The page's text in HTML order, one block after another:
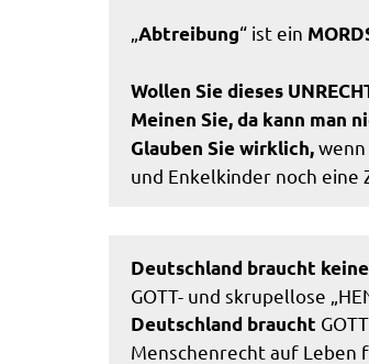
Abtreibung“ ist ein
Wollen Sie dieses
Meinen Sie, da kann man
Glauben Sie wirklich,
und Enkelkinder noch eine
Deutschland braucht keine
GOTT- und skrupellose
Deutschland braucht
Menschenrecht auf Leben